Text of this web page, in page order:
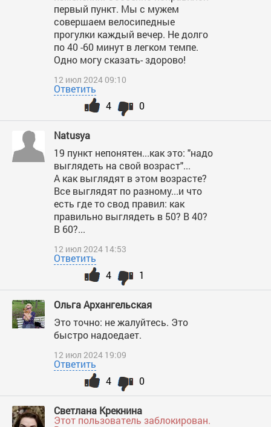
первый пункт. Мы с мужем
совершаем велосипедные
прогулки каждый вечер. Не долго
по 40 -60 минут в легком темпе.
Одно могу сказать- здорово!
12 июл 2024 09:10
Ответить
0
4
Natusya
19 пункт непонятен...как это: "надо
выглядеть на свой возраст"...
А как выглядят в этом возрасте?
Все выглядят по разному...и что
есть где то свод правил: как
правильно выглядеть в 50? В 40?
В 60?...
12 июл 2024 14:53
Ответить
1
4
Ольга Архангельская
Это точно: не жалуйтесь. Это
быстро надоедает.
12 июл 2024 19:09
Ответить
0
4
Светлана Крекнина
Этот пользователь заблокирован.